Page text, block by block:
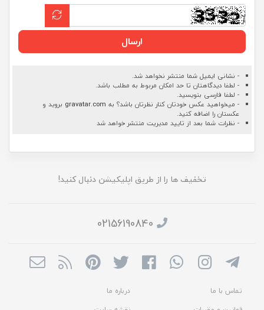
ارسال
- نشانی ایمیل شما منتشر نخواهد شد.
- لطفا دیدگاهتان تا حد امکان مربوط به مطلب باشد.
- لطفا فارسی بنویسید.
- میخواهید عکس خودتان کنار نظرتان باشد؟ به gravatar.com بروید و
عکستان را اضافه کنید.
- نظرات شما بعد از تایید مدیریت منتشر خواهد شد
تخفیف ها را از طریق اپلیکیشن دنبال کنید!
02156190840
تماس با ما
درباره ما